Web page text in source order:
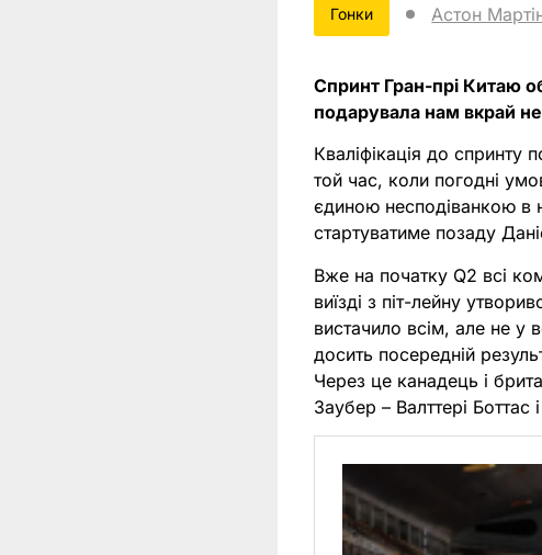
Гонки Астон
Спринт Гран-прі Китаю
подарувала нам вкрай
Кваліфікація до спринту
той час, коли погодні
єдиною несподіванкою в
стартуватиме позаду
Вже на початку Q2 всі
виїзді з піт-лейну
вистачило всім, але не
досить посередній
Через це канадець і
Заубер – Валттері